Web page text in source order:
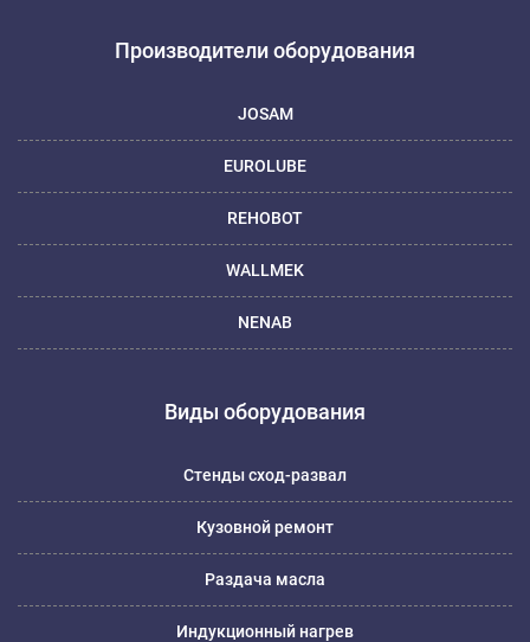
Производители оборудования
JOSAM
EUROLUBE
REHOBOT
WALLMEK
NENAB
Виды оборудования
Стенды сход-развал
Кузовной ремонт
Раздача масла
Индукционный нагрев